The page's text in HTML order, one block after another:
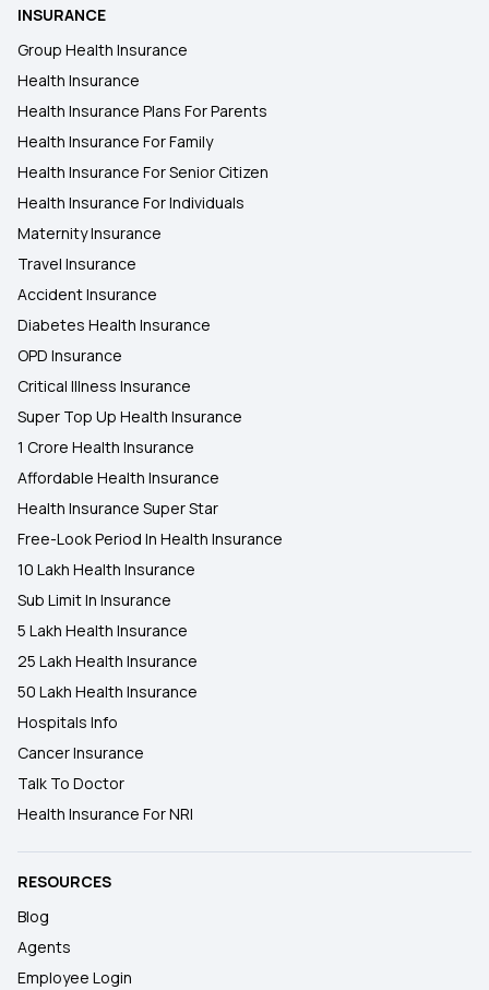
INSURANCE
Group Health Insurance
Health Insurance
Health Insurance Plans For Parents
Health Insurance For Family
Health Insurance For Senior Citizen
Health Insurance For Individuals
Maternity Insurance
Travel Insurance
Accident Insurance
Diabetes Health Insurance
OPD Insurance
Critical Illness Insurance
Super Top Up Health Insurance
1 Crore Health Insurance
Affordable Health Insurance
Health Insurance Super Star
Free-Look Period In Health Insurance
10 Lakh Health Insurance
Sub Limit In Insurance
5 Lakh Health Insurance
25 Lakh Health Insurance
50 Lakh Health Insurance
Hospitals Info
Cancer Insurance
Talk To Doctor
Health Insurance For NRI
RESOURCES
Blog
Agents
Employee Login